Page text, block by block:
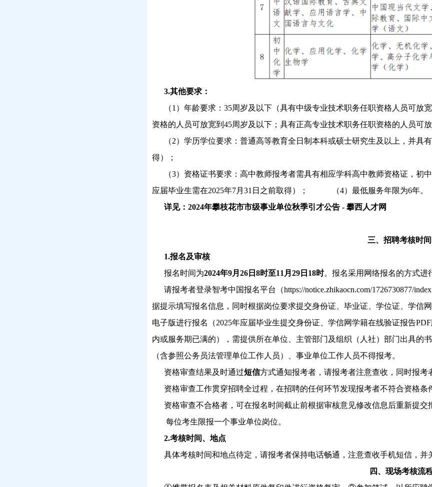
3.其他要求：
（1）年龄要求：35周岁及以下（具有中级专业技术职务任职资格人员可
资格的人员可放宽到45周岁及以下；具有正高专业技术职务任职资格的人员可
（2）学历学位要求：普通高等教育全日制本科或硕士研究生及以上，并具
得）；
（3）资格证书要求：高中教师报考者需具有相应学科高中教师资格证，初
应届毕业生需在2025年7月31日之前取得）； （4）最低服务年限为6年。
详见：2024年攀枝花市市级事业单位秋季引才公告 - 攀西人才网
三、招聘考核时间
1.报名及审核
报名时间为2024年9月26日8时至11月29日18时。报名采用网络报名的方式进
请报考者登录智考中国报名平台（https://notice.zhikaocn.com/1726730877/
据提示填写报名信息，同时根据岗位要求提交身份证、毕业证、学位证、学信
电子版进行报名（2025年应届毕业生提交身份证、学信网学籍在线验证报告
内或服务期已满的），需提供所在单位、主管部门及组织（人社）部门出具的
（含参照公务员法管理单位工作人员）、事业单位工作人员不得报考。
资格审查结果及时通过短信方式通知报考者，请报考者注意查收，同时报考
资格审查工作贯穿招聘全过程，在招聘的任何环节发现报考者不符合资格条
资格审查不合格者，可在报名时间截止前根据审核意见修改信息后重新提交
每位考生限报一个事业单位岗位。
2.考核时间、地点
具体考核时间和地点待定，请报考者保持电话畅通，注意查收手机短信，并
四、现场考核流